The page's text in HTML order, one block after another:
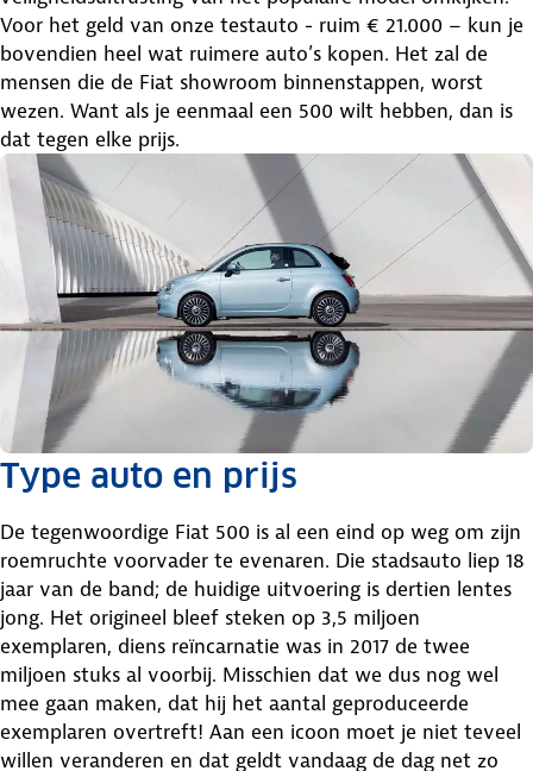
Voor het geld van onze testauto - ruim € 21.000 – kun je
bovendien heel wat ruimere auto’s kopen. Het zal de
mensen die de Fiat showroom binnenstappen, worst
wezen. Want als je eenmaal een 500 wilt hebben, dan is
dat tegen elke prijs.
Type auto en prijs
De tegenwoordige Fiat 500 is al een eind op weg om zijn
roemruchte voorvader te evenaren. Die stadsauto liep 18
jaar van de band; de huidige uitvoering is dertien lentes
jong. Het origineel bleef steken op 3,5 miljoen
exemplaren, diens reïncarnatie was in 2017 de twee
miljoen stuks al voorbij. Misschien dat we dus nog wel
mee gaan maken, dat hij het aantal geproduceerde
exemplaren overtreft! Aan een icoon moet je niet teveel
willen veranderen en dat geldt vandaag de dag net zo